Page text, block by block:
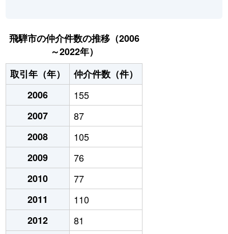
飛騨市の仲介件数の推移（2006
～2022年）
取引年（年）
仲介件数（件）
2006
155
2007
87
2008
105
2009
76
2010
77
2011
110
2012
81